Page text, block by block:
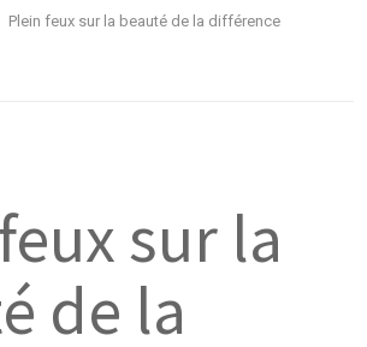
Plein feux sur la beauté de la différence
sur la
de la